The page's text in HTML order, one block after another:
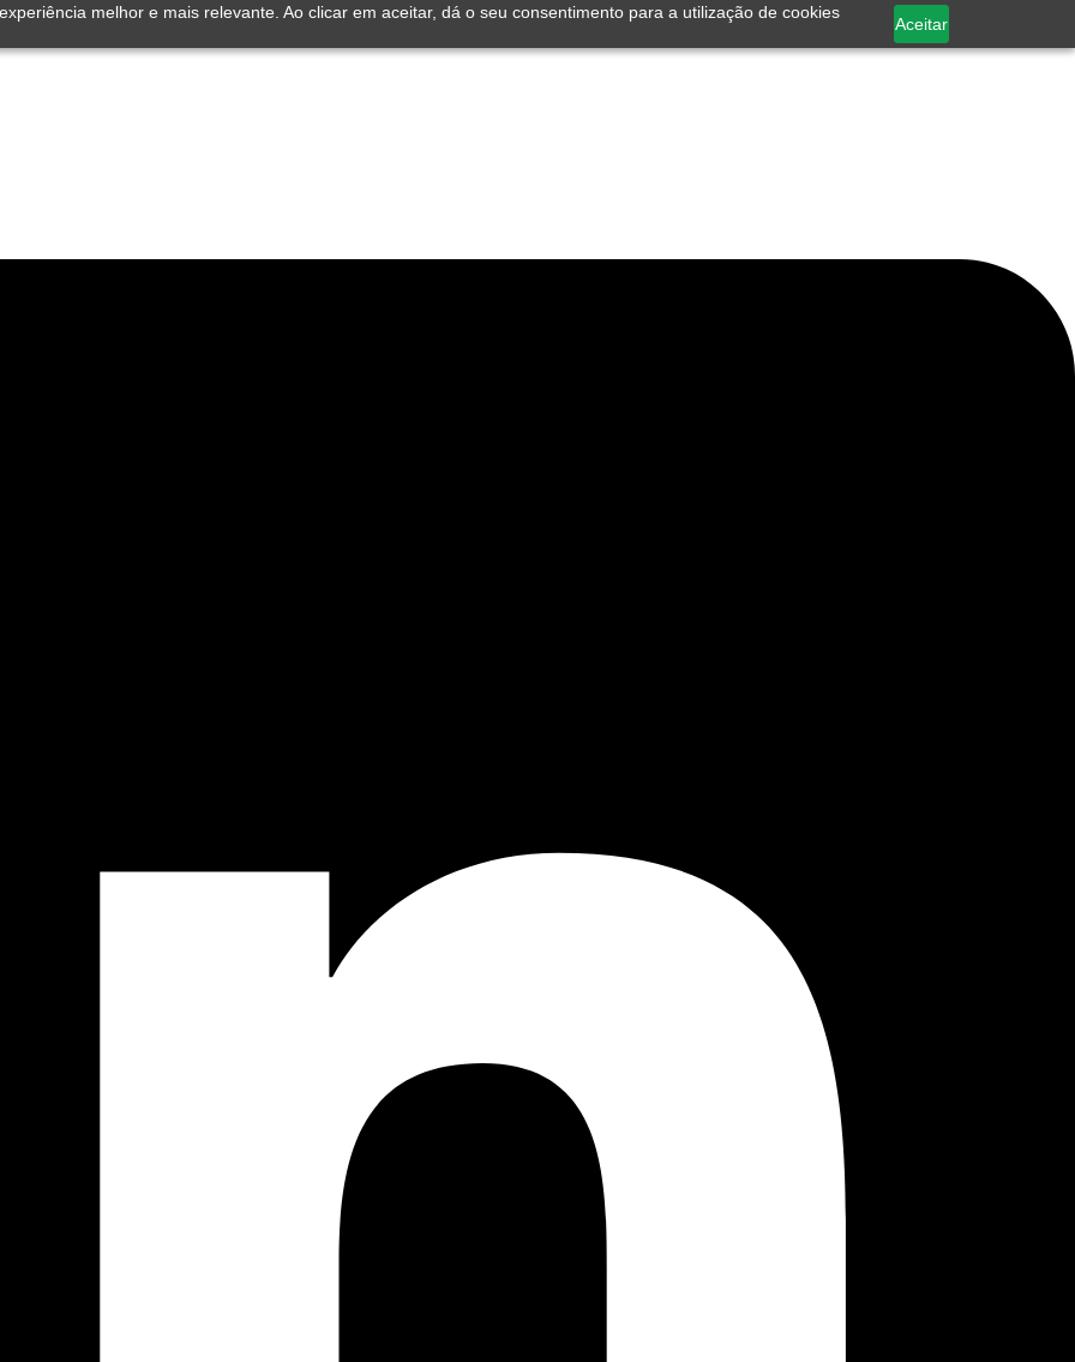
melhor e mais relevante. Ao clicar em aceitar, dá o seu consentimento para a utilização de cookies
Aceitar